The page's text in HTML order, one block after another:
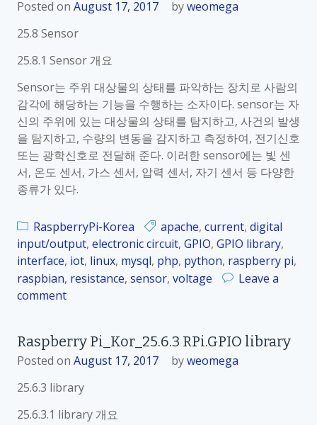
1
H
u
d
i
t
y
/
T
m
p
e
r
r
e
e
n
s
r
y
P
i
_
K
_
2
5
d
i
Posted on August 17, 2017 byweomega
25.8 Sensor
25.8.1 Sensor 개요
Sensor는 주위 대상물의 상태를 파악하는 장치로 사람의
감각에 해당하는 기능을 수행하는 소자이다. sensor는 자
신의 주위에 있는 대상물의 상태를 탐지하고, 사건의 발생
을 탐지하고, 수량의 변동을 감지하고 측정하여, 전기신호
또는 광학신호로 전달해 준다. 이러한 sensor에는 빛 센
서, 온도 센서, 가스 센서, 압력 센서, 자기 센서 등 다양한
종류가 있다.
RaspberryPi-Korea apache, current, digital
input/output, electronic circuit, GPIO, GPIO library,
interface, iot, linux, mysql, php, python, raspberry pi,
raspbian, resistance, sensor, voltage
Leave a
comment
a
s
e
Raspberry Pi_Kor_25.6.3 RPi.GPIO library
Posted on August 17, 2017 byweomega
25.6.3 library
25.6.3.1 library 개요